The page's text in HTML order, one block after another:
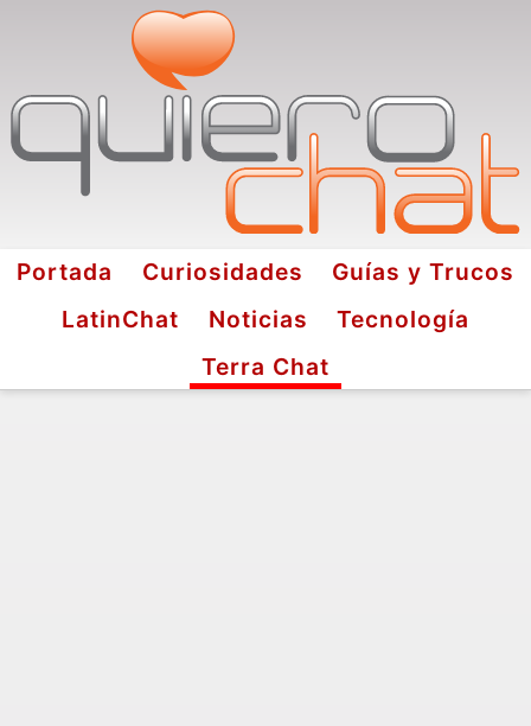
Portada Curiosidades
Guías y Trucos
LatinChat
Noticias
Tecnología
Terra Chat